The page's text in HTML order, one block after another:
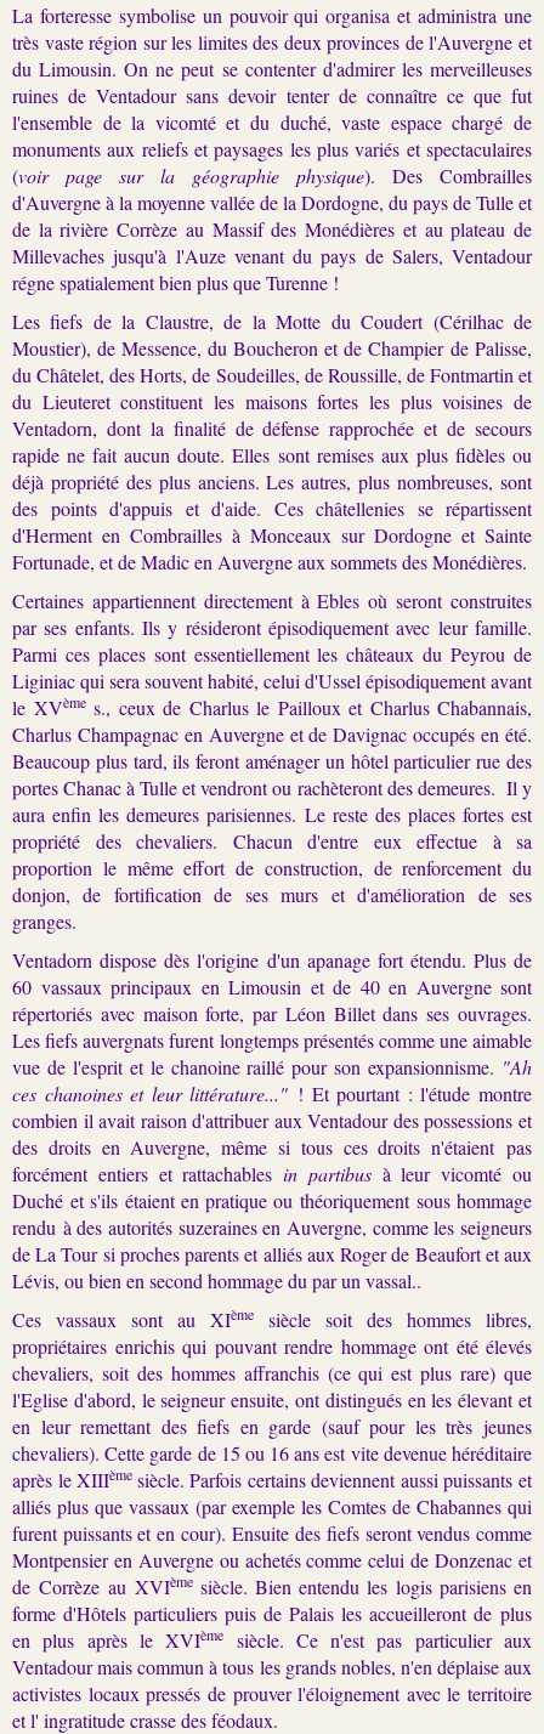
La forteresse symbolise un pouvoir qui organisa et administra une
très vaste région sur les limites des deux provinces de l'Auvergne et
du Limousin. On ne peut se contenter d'admirer les merveilleuses
ruines de Ventadour sans devoir tenter de connaître ce que fut
l'ensemble de la vicomté et du duché, vaste espace chargé de
monuments aux reliefs et paysages les plus variés et spectaculaires
(voir page sur la géographie physique). Des Combrailles
d'Auvergne à la moyenne vallée de la Dordogne, du pays de Tulle et
de la rivière Corrèze au Massif des Monédières et au plateau de
Millevaches jusqu'à l'Auze venant du pays de Salers, Ventadour
régne spatialement bien plus que Turenne !
Les fiefs de la Claustre, de la Motte du Coudert (Cérilhac de
Moustier), de Messence, du Boucheron et de Champier de Palisse,
du Châtelet, des Horts, de Soudeilles, de Roussille, de Fontmartin et
du Lieuteret constituent les maisons fortes les plus voisines de
Ventadorn, dont la finalité de défense rapprochée et de secours
rapide ne fait aucun doute. Elles sont remises aux plus fidèles ou
déjà propriété des plus anciens. Les autres, plus nombreuses, sont
des points d'appuis et d'aide. Ces châtellenies se répartissent
d'Herment en Combrailles à Monceaux sur Dordogne et Sainte
Fortunade, et de Madic en Auvergne aux sommets des Monédières.
Certaines appartiennent directement à Ebles où seront construites
par ses enfants. Ils y résideront épisodiquement avec leur famille.
Parmi ces places sont essentiellement les châteaux du Peyrou de
Liginiac qui sera souvent habité, celui d'Ussel épisodiquement avant
le XVèmes., ceux de Charlus le Pailloux et Charlus Chabannais,
Charlus Champagnac en Auvergne et de Davignac occupés en été.
Beaucoup plus tard, ils feront aménager un hôtel particulier rue des
portes Chanac à Tulle et vendront ou rachèteront des demeures. Il y
aura enfin les demeures parisiennes. Le reste des places fortes est
propriété des chevaliers. Chacun d'entre eux effectue à sa
proportion le même effort de construction, de renforcement du
donjon, de fortification de ses murs et d'amélioration de ses
granges.
Ventadorn dispose dès l'origine d'un apanage fort étendu. Plus de
60 vassaux principaux en Limousin et de 40 en Auvergne sont
répertoriés avec maison forte, par Léon Billet dans ses ouvrages.
Les fiefs auvergnats furent longtemps présentés comme une aimable
vue de l'esprit et le chanoine raillé pour son expansionnisme. "Ah
ces chanoines et leur littérature..." ! Et pourtant : l'étude montre
combien il avait raison d'attribuer aux Ventadour des possessions et
des droits en Auvergne, même si tous ces droits n'étaient pas
forcément entiers et rattachablesin partibusà leur vicomté ou
Duché et s'ils étaient en pratique ou théoriquement sous hommage
rendu à des autorités suzeraines en Auvergne, comme les seigneurs
de La Tour si proches parents et alliés aux Roger de Beaufort et aux
Lévis, ou bien en second hommage du par un vassal..
Ces vassaux sont au XIème
siècle soit des hommes libres,
propriétaires enrichis qui pouvant rendre hommage ont été élevés
chevaliers, soit des hommes affranchis (ce qui est plus rare) que
l'Eglise d'abord, le seigneur ensuite, ont distingués en les élevant et
en leur remettant des fiefs en garde (sauf pour les très jeunes
chevaliers). Cette garde de 15 ou 16 ans est vite devenue héréditaire
après le XIIIème siècle. Parfois certains deviennent aussi puissants et
alliés plus que vassaux (par exemple les Comtes de Chabannes qui
furent puissants et en cour). Ensuite des fiefs seront vendus comme
Montpensier en Auvergne ou achetés comme celui de Donzenac et
de Corrèze au XVIèmesiècle. Bien entendu les logis parisiens en
forme d'Hôtels particuliers puis de Palais les accueilleront de plus
en plus après le XVIème
siècle. Ce n'est pas particulier aux
Ventadour mais commun à tous les grands nobles, n'en déplaise aux
activistes locaux pressés de prouver l'éloignement avec le territoire
et l' ingratitude crasse des féodaux.